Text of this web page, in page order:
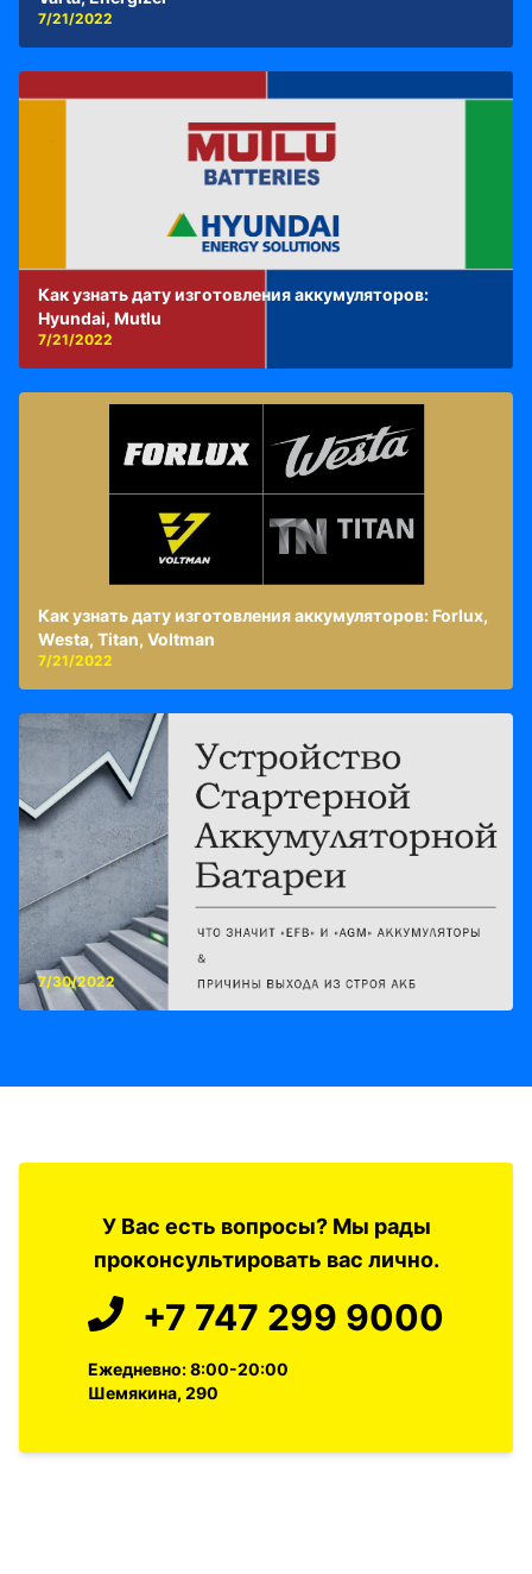
7/21/2022
Как узнать дату изготовления аккумуляторов:
Hyundai, Mutlu
7/21/2022
Как узнать дату изготовления аккумуляторов: Forlux,
Westa, Titan, Voltman
7/21/2022
7/30/2022
У Вас есть вопросы? Мы рады
проконсультировать вас лично.
+7 747 299 9000
Ежедневно: 8:00-20:00
Шемякина, 290